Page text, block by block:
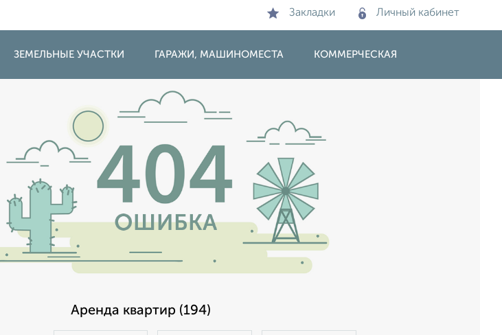
Закладки Личный кабинет
ЗЕМЕЛЬНЫЕ УЧАСТКИ ГАРАЖИ, МАШИНОМЕСТА КОММЕРЧЕСКАЯ
Аренда квартир (194)